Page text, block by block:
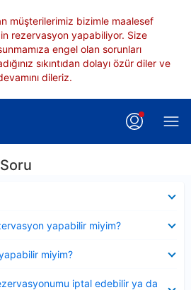
müşterilerimiz bizimle maalesef
rezervasyon yapabiliyor. Size
engel olan sorunları
sıkıntıdan dolayı özür diler ve
dileriz.
yapabilir miyim?
miyim?
iptal edebilir ya da